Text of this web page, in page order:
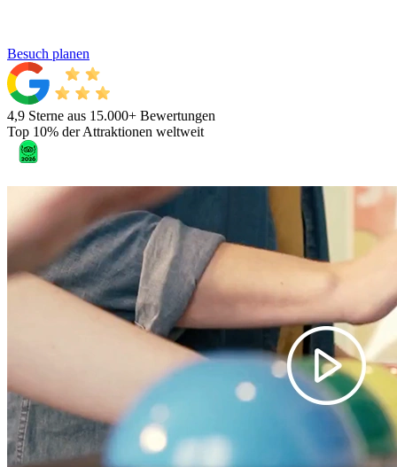
Besuch planen
4,9 Sterne aus 15.000+ Bewertungen
Top 10% der Attraktionen weltweit